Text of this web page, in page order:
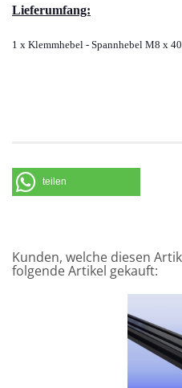
Lieferumfang:
1 x Klemmhebel - Spannhebel M8 x
teilen
Kunden, welche diesen
folgende Artikel gekauft: